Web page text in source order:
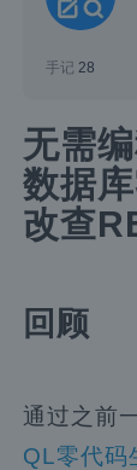
手记28
无需
数据
改查
回顾
通过之前
QL零代码